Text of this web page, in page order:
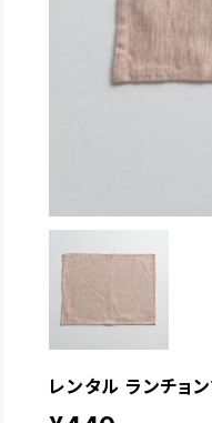
レンタル ランチョ